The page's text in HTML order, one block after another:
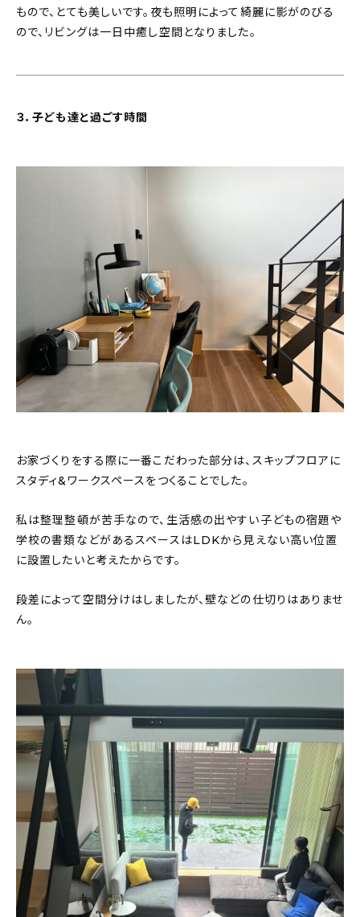
もので、とても美しいです。夜も照明によって綺麗に影がのびる
ので、リビングは一日中癒し空間となりました。
３．子ども達と過ごす時間
お家づくりをする際に一番こだわった部分は、スキップフロアに
スタディ&ワークスペースをつくることでした。
私は整理整頓が苦手なので、生活感の出やすい子どもの宿題や
学校の書類などがあるスペースはLDKから見えない高い位置
に設置したいと考えたからです。
段差によって空間分けはしましたが、壁などの仕切りはありませ
ん。